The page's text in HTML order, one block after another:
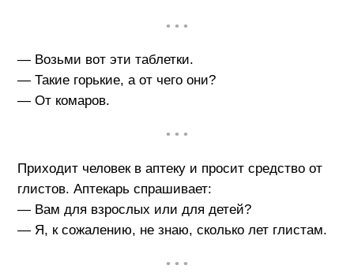
• • •
— Возьми вот эти таблетки.
— Такие горькие, а от чего они?
— От комаров.
• • •
Приходит человек в аптеку и просит средство от
глистов. Аптекарь спрашивает:
— Вам для взрослых или для детей?
— Я, к сожалению, не знаю, сколько лет глистам.
• • •